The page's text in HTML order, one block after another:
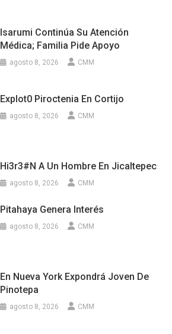
Isarumi Continúa Su Atención
Médica; Familia Pide Apoyo
agosto 8, 2026 CMM
Explot0 Piroctenia En Cortijo
agosto 8, 2026 CMM
Hi3r3#n A Un Hombre En Jicaltepec
agosto 8, 2026 CMM
Pitahaya Genera Interés
agosto 8, 2026 CMM
En Nueva York Expondrá Joven De
Pinotepa
agosto 8, 2026 CMM